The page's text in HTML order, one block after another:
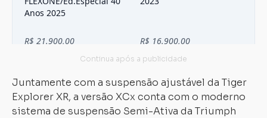
Juntamente com a suspensão ajustável da Tiger
Explorer XR, a versão XCx conta com o moderno
sistema de suspensão Semi-Ativa da Triumph